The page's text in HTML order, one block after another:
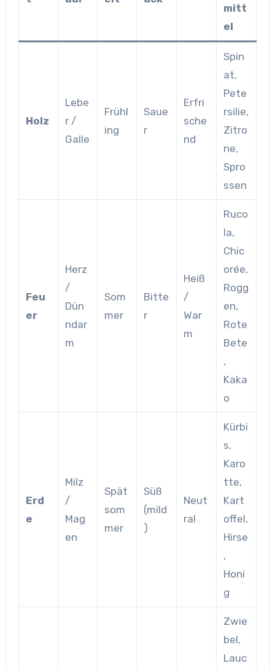
mitt
el
Holz
Lebe
r /
Galle
Frühl
ing
Saue
r
Erfri
sche
nd
Spin
at,
Pete
rsilie,
Zitro
ne,
Spro
ssen
Feu
er
Herz
/
Dün
ndar
m
Som
mer
Bitte
r
Heiß
/
War
m
Ruco
la,
Chic
orée,
Rogg
en,
Rote
Bete
,
Kaka
o
Erd
e
Milz
/
Mag
en
Spät
som
mer
Süß
(mild
)
Neut
ral
Kürbi
s,
Karo
tte,
Kart
offel,
Hirse
,
Honi
g
Zwie
bel,
Lauc